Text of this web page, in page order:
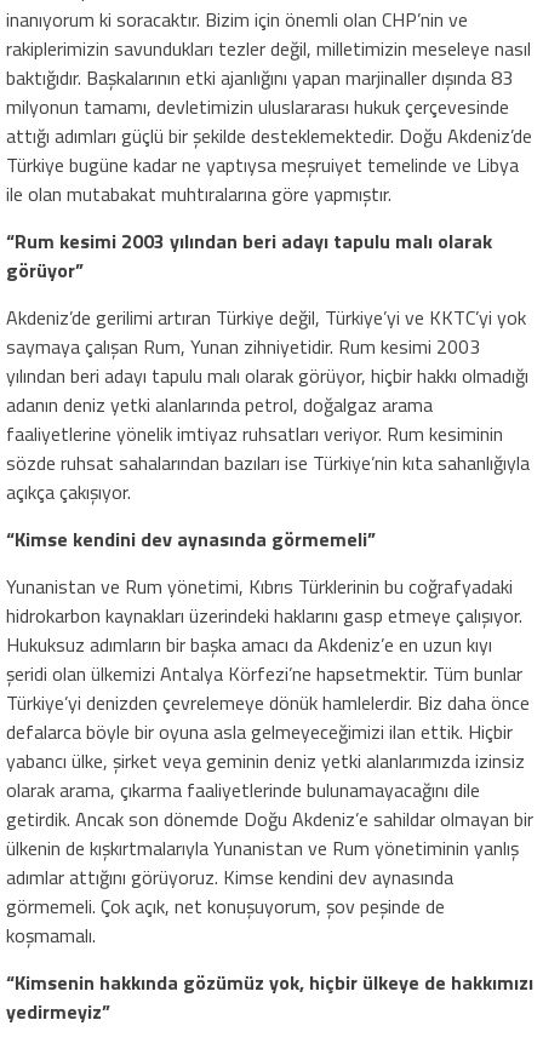
inanıyorum ki soracaktır. Bizim için önemli olan CHP’nin ve
rakiplerimizin savundukları tezler değil, milletimizin meseleye nasıl
baktığıdır. Başkalarının etki ajanlığını yapan marjinaller dışında 83
milyonun tamamı, devletimizin uluslararası hukuk çerçevesinde
attığı adımları güçlü bir şekilde desteklemektedir. Doğu Akdeniz’de
Türkiye bugüne kadar ne yaptıysa meşruiyet temelinde ve Libya
ile olan mutabakat muhtıralarına göre yapmıştır.
“Rum kesimi 2003 yılından beri adayı tapulu malı olarak
görüyor”
Akdeniz’de gerilimi artıran Türkiye değil, Türkiye’yi ve KKTC’yi yok
saymaya çalışan Rum, Yunan zihniyetidir. Rum kesimi 2003
yılından beri adayı tapulu malı olarak görüyor, hiçbir hakkı olmadığı
adanın deniz yetki alanlarında petrol, doğalgaz arama
faaliyetlerine yönelik imtiyaz ruhsatları veriyor. Rum kesiminin
sözde ruhsat sahalarından bazıları ise Türkiye’nin kıta sahanlığıyla
açıkça çakışıyor.
“Kimse kendini dev aynasında görmemeli”
Yunanistan ve Rum yönetimi, Kıbrıs Türklerinin bu coğrafyadaki
hidrokarbon kaynakları üzerindeki haklarını gasp etmeye çalışıyor.
Hukuksuz adımların bir başka amacı da Akdeniz’e en uzun kıyı
şeridi olan ülkemizi Antalya Körfezi’ne hapsetmektir. Tüm bunlar
Türkiye’yi denizden çevrelemeye dönük hamlelerdir. Biz daha önce
defalarca böyle bir oyuna asla gelmeyeceğimizi ilan ettik. Hiçbir
yabancı ülke, şirket veya geminin deniz yetki alanlarımızda izinsiz
olarak arama, çıkarma faaliyetlerinde bulunamayacağını dile
getirdik. Ancak son dönemde Doğu Akdeniz’e sahildar olmayan bir
ülkenin de kışkırtmalarıyla Yunanistan ve Rum yönetiminin yanlış
adımlar attığını görüyoruz. Kimse kendini dev aynasında
görmemeli. Çok açık, net konuşuyorum, şov peşinde de
koşmamalı.
“Kimsenin hakkında gözümüz yok, hiçbir ülkeye de hakkımızı
yedirmeyiz”